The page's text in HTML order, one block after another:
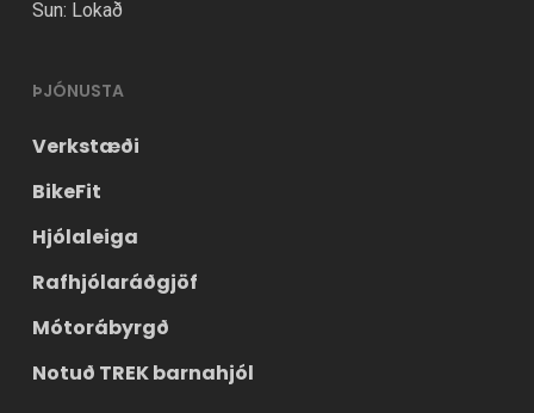
Sun: Lokað
ÞJÓNUSTA
Verkstæði
BikeFit
Hjólaleiga
Rafhjólaráðgjöf
Mótorábyrgð
Notuð TREK barnahjól